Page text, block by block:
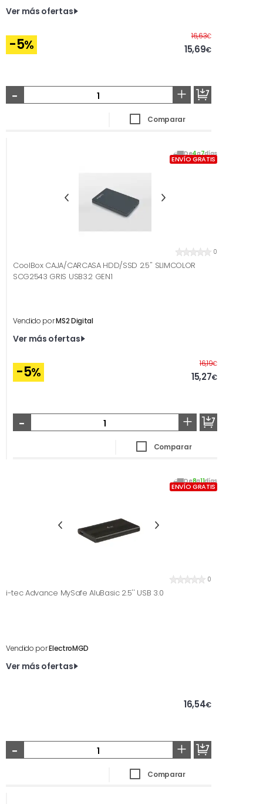
Ver más ofertas
-5%
16,63€Antes
15,69€
- +
Comparar
De4a7días
ENVÍO GRATIS
0
CoolBox CAJA/CARCASA HDD/SSD 2.5'' SLIMCOLOR
SCG2543 GRIS USB3.2 GEN1
Vendido porMS2 Digital
Ver más ofertas
-5%
16,19€Antes
15,27€
- +
Comparar
De8a11días
ENVÍO GRATIS
0
i-tec Advance MySafe AluBasic 2.5'' USB 3.0
Vendido porElectroMGD
Ver más ofertas
16,54€
- +
Comparar